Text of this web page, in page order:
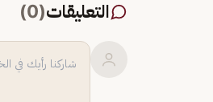
التعليقات(
0
)